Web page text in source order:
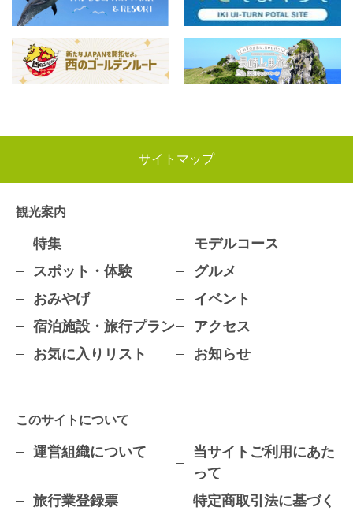
サイトマップ
観光案内
特集
モデルコース
スポット・体験
グルメ
おみやげ
イベント
宿泊施設・旅行プラン
アクセス
お気に入りリスト
お知らせ
このサイトについて
運営組織について
当サイトご利用にあた
って
旅行業登録票
特定商取引法に基づく